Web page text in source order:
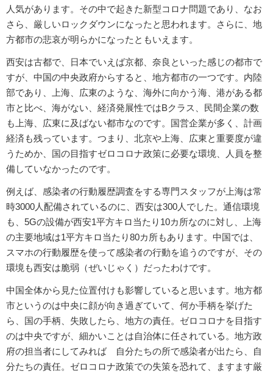
人気があります。その中で起きた新型コロナ問題であり、なお
さら、厳しいロックダウンになったと思われます。さらに、地
方都市の悲哀が明らかになったともいえます。
西安は古都で、日本でいえば京都、奈良といった感じの都市で
すが、中国の中央政府からすると、地方都市の一つです。内陸
部であり、上海、広東のような、海外に向かう海、港がある都
市と比べ、海がない、経済発展性ではBクラス、民間企業の数
も上海、広東に及ばない都市なのです。国営企業が多く、計画
経済も残っています。つまり、北京や上海、広東と重要度が違
うためか、国の目指すゼロコロナ政策に必要な環境、人員を整
備していなかったのです。
例えば、感染者の行動履歴調査をする専門スタッフが上海は常
時3000人配備されているのに、西安は300人でした。通信環境
も、5Gの設備が西安1平方キロ当たり10カ所なのに対し、上海
の主要地域は1平方キロ当たり80カ所もあります。中国では、
スマホの行動履歴を使って感染者の行動を追うのですが、その
環境も西安は脆弱（ぜいじゃく）だったわけです。
中国全体から見た位置付けも影響していると思います。地方都
市というのは中央に顔が向き過ぎていて、何か手柄を挙げた
ら、国の手柄、失敗したら、地方の責任。ゼロコロナを目指す
のは中央ですが、細かいことは自治体に任されている。地方政
府の担当者にしてみれば 自分たちの所で感染者が出たら、自
分たちの責任。ゼロコロナ政策での失策を恐れて、ますます厳